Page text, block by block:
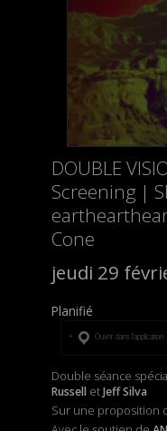
DOUBLE
Screening |
Cone
jeudi 29
Planifié
Ouvrir dans l’application
Double séance
RusselletJeff Silva
Sur une proposition